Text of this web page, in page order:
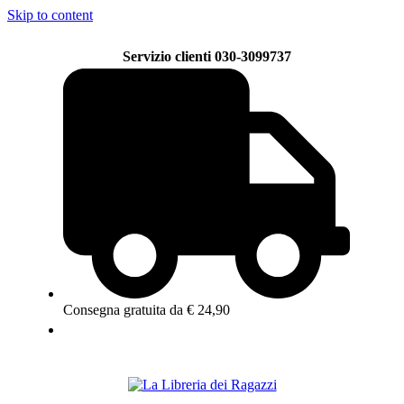
Skip to content
Servizio clienti 030-3099737
Consegna gratuita da € 24,90